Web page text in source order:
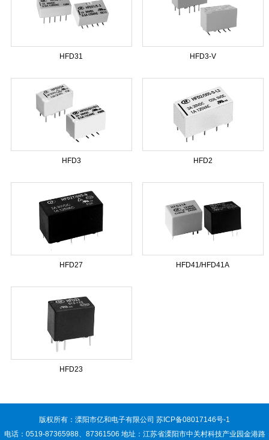
HFD31 HFD3-V
HFD3 HFD2
HFD27 HFD41/HFD41A
HFD23
版权所有：溧阳市亿和电子有限公司 苏ICP备08017146号-1
电话：0519-87365988、87361506 地址：江苏省溧阳市中关村科技产业园金港路